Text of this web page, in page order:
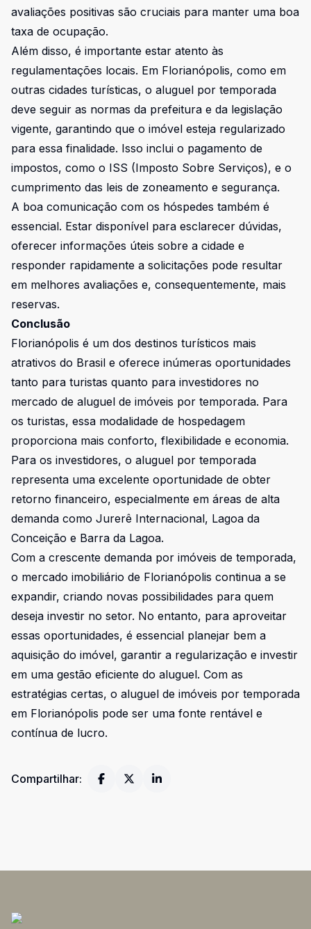
avaliações positivas são cruciais para manter uma boa
taxa de ocupação.
Além disso, é importante estar atento às
regulamentações locais. Em Florianópolis, como em
outras cidades turísticas, o aluguel por temporada
deve seguir as normas da prefeitura e da legislação
vigente, garantindo que o imóvel esteja regularizado
para essa finalidade. Isso inclui o pagamento de
impostos, como o ISS (Imposto Sobre Serviços), e o
cumprimento das leis de zoneamento e segurança.
A boa comunicação com os hóspedes também é
essencial. Estar disponível para esclarecer dúvidas,
oferecer informações úteis sobre a cidade e
responder rapidamente a solicitações pode resultar
em melhores avaliações e, consequentemente, mais
reservas.
Conclusão
Florianópolis é um dos destinos turísticos mais
atrativos do Brasil e oferece inúmeras oportunidades
tanto para turistas quanto para investidores no
mercado de aluguel de imóveis por temporada. Para
os turistas, essa modalidade de hospedagem
proporciona mais conforto, flexibilidade e economia.
Para os investidores, o aluguel por temporada
representa uma excelente oportunidade de obter
retorno financeiro, especialmente em áreas de alta
demanda como Jurerê Internacional, Lagoa da
Conceição e Barra da Lagoa.
Com a crescente demanda por imóveis de temporada,
o mercado imobiliário de Florianópolis continua a se
expandir, criando novas possibilidades para quem
deseja investir no setor. No entanto, para aproveitar
essas oportunidades, é essencial planejar bem a
aquisição do imóvel, garantir a regularização e investir
em uma gestão eficiente do aluguel. Com as
estratégias certas, o aluguel de imóveis por temporada
em Florianópolis pode ser uma fonte rentável e
contínua de lucro.
Compartilhar: